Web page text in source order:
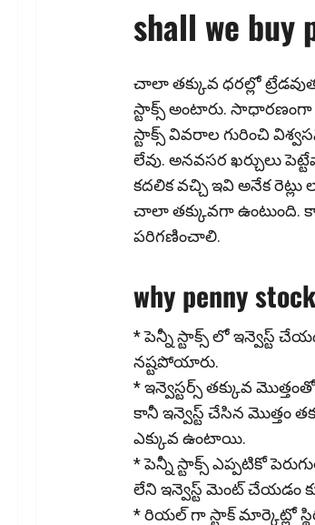
shall we buy
చాలా తక్కువ ధరల్లో
స్టాక్స్ అంటారు. సాధారణంగా
స్టాక్స్ వివరాల గురించి
లేవు. అనవసర ఖర్చులు
కదలిక వచ్చి ఇవి అనేక
చాలా తక్కువ‌గా ఉంటుంది.
ప‌రిగ‌ణించాలి.
why penny
* పెన్నీ స్టాక్స్ లో ఇన్వెస్ట్
నష్టపోయారు.
* ఇన్వెస్టర్స్ తక్కువ
కానీ ఇన్వెస్ట్ చేసిన మొత్తం
ఎక్కువ ఉంటాయి.
* పెన్నీ స్టాక్స్ ఎప్పటికో
లేని ఇన్వెస్ట్ మెంట్ చేయడం
* రియల్ గా స్టాక్ మార్కెట్లో